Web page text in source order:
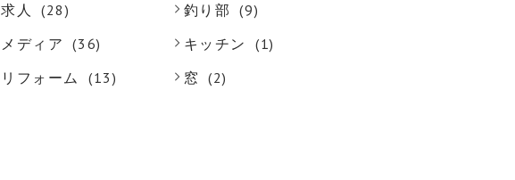
求人
(28) 釣り部
(9)
メディア
(36) キッチン
(1)
リフォーム
(13) 窓 (2)